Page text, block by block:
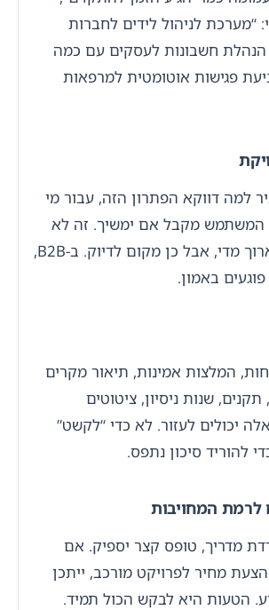
“מערכת לניהול לידים לחברות
הנהלת חשבונות לעסקים עם כמה
פגישות אוטומטית למרפאות
למה דווקא הפתרון הזה, עבור מי
המשתמש מקבל אם ימשיך. זה לא
מקום לטקסט ארוך מדי, אבל כן מקום לדיוק. ב-B2B,
באמון.
המלצות אמינות, תיאור מקרים
שנות ניסיון, ציטוטים
יכולים לעזור. לא כדי “לקשט”
להוריד סיכון נתפס.
המחויבות
מדריך, טופס קצר יספיק. אם
מחיר לפרויקט מורכב, ייתכן
הטעות היא לבקש הכול תמיד.